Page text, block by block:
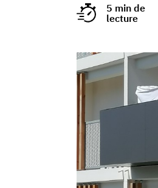
5 min de
lecture